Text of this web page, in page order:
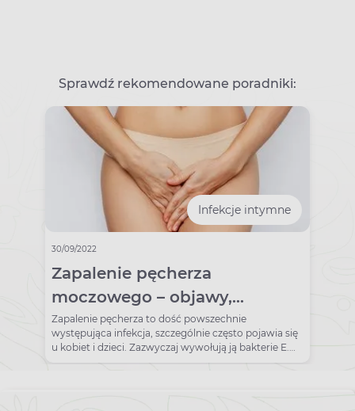
Sprawdź rekomendowane poradniki:
Infekcje intymne
30/09/2022
Zapalenie pęcherza
moczowego – objawy,
diagnostyka i leczenie
Zapalenie pęcherza to dość powszechnie
występująca infekcja, szczególnie często pojawia się
u kobiet i dzieci. Zazwyczaj wywołują ją bakterie E.